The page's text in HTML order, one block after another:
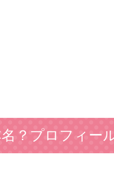
？プロフィー